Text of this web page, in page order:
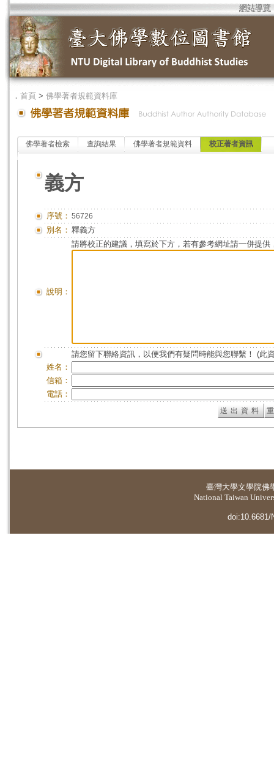
網站導覽
． 首頁 > 佛學著者規範資料庫
佛學著者檢索 查詢結果 佛學著者規範資料 校正著者資訊
義方
序號： 56726
別名： 釋義方
說明：
請將校正的建議，填寫於下方，若有參考網址請一併提供
請您留下聯絡資訊，以便我們有疑問時能與您聯繫！ (此
姓名：
信箱：
電話：
臺灣大學文學院佛
National Taiwan
doi:10.6681/